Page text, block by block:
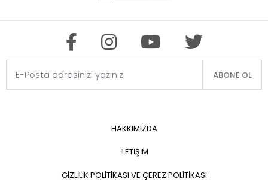
ABONE OL
HAKKIMIZDA
İLETİŞİM
GİZLİLİK POLİTİKASI VE ÇEREZ POLİTİKASI